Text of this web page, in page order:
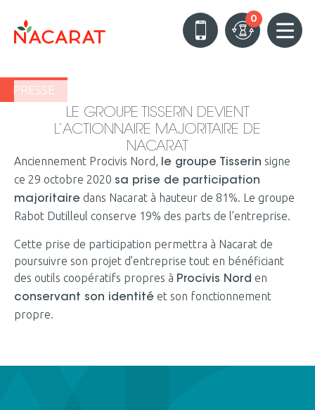
0
PRESSE
LE GROUPE TISSERIN DEVIENT
L’ACTIONNAIRE MAJORITAIRE DE
NACARAT
Anciennement Procivis Nord, le groupe Tisserin signe
ce 29 octobre 2020 sa prise de participation
majoritaire dans Nacarat à hauteur de 81%. Le groupe
Rabot Dutilleul conserve 19% des parts de l’entreprise.
Cette prise de participation permettra à Nacarat de
poursuivre son projet d’entreprise tout en bénéficiant
des outils coopératifs propres à Procivis Nord en
conservant son identité et son fonctionnement
propre.